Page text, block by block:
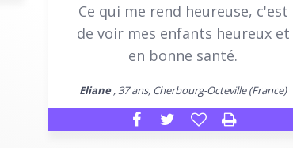
Ce qui me rend heureuse, c'est
de voir mes enfants heureux et
en bonne santé.
Eliane, 37 ans, Cherbourg-Octeville (France)